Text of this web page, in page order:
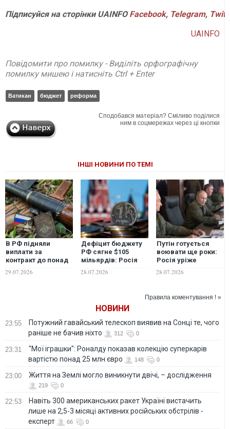
ПідписуйсянасторінкиUAINFO Facebook, Telegram,
UAINFO
Повідомити про помилку - Виділіть орфографічну
помилку мишею і натисніть Ctrl + Enter
Ватикан бюджет реформа
Сподобався матеріал? Сміливо поділися
ним в соцмережах через ці кнопки
ІНШІ НОВИНИ ПО ТЕМІ
В РФ підняли
виплати за
контракт до понад
4 млн рублів -
Центр протидії
29.07.2026
Дефіцит бюджету
РФ сягне $105
мільярдів: Росія
таємно друкує
рублі, щоб було чим
28.07.2026
Путін готується
воювати ще роки:
Росія уріже
цивільний бюджет
заради армії, - ЗМІ
28.07.2026
Правила коментування ! »
НОВИНИ
23:55
Потужний гавайський телескоп виявив на Сонці те, чого
раніше не бачив ніхто
312 0
23:31
"Мої іграшки": Роналду показав колекцію суперкарів
вартістю понад 25 млн євро
148 0
23:00 Життя на Землі могло виникнути двічі, – дослідження
219 0
22:53
Навіть 300 американських ракет Україні вистачить
лише на 2,5-3 місяці активних російських обстрілів -
експерт
66 0